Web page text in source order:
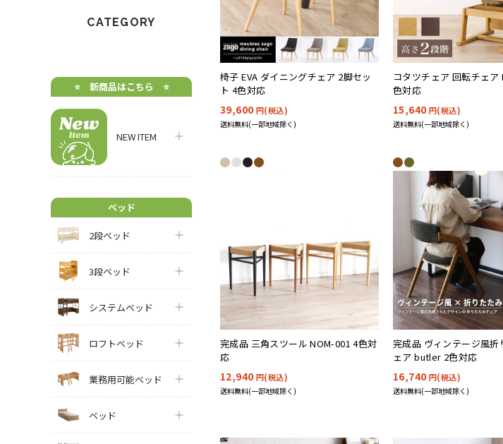
CATEGORY
⭐️ 新商品はこちら ⭐️
NEW ITEM
ベッド
2段ベッド
3段ベッド
システムベッド
ロフトベッド
業務用可能ベッド
ベッド
椅子 EVA ダイニングチェア 2脚セッ
ト 4色対応
39,600 円(税込)
送料無料(一部地域除く)
コタツチェア 回転チェア
色対応
15,640 円(税込)
送料無料(一部地域除く)
完成品 三角スツール NOM-001 4色対
応
12,940 円(税込)
送料無料(一部地域除く)
完成品 ヴィンテージ風折
ェア butler 2色対応
16,740 円(税込)
送料無料(一部地域除く)